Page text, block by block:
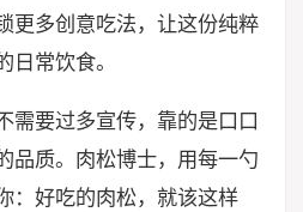
更多创意吃法，让这份纯粹
日常饮食。
需要过多宣传，靠的是口口
品质。肉松博士，用每一勺
：好吃的肉松，就该这样